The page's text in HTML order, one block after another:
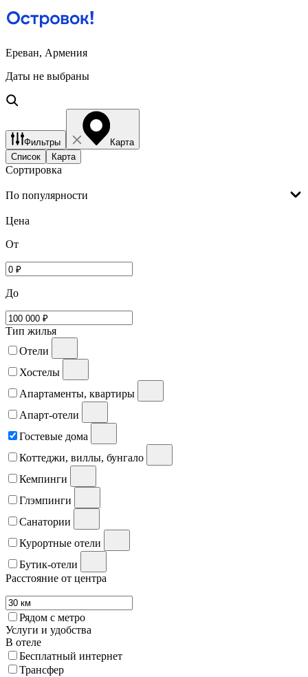
Ереван, Армения
Даты не выбраны
Фильтры
Карта
Список
Карта
Сортировка
По популярности
Цена
От
До
Тип жилья
Отели
Хостелы
Апартаменты, квартиры
Апарт-отели
Гостевые дома
Коттеджи, виллы, бунгало
Кемпинги
Глэмпинги
Санатории
Курортные отели
Бутик-отели
Расстояние от центра
Рядом с метро
Услуги и удобства
В отеле
Бесплатный интернет
Трансфер